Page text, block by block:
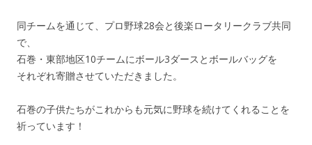
同チームを通じて、プロ野球28会と後楽ロータリークラブ共同
で、
石巻・東部地区10チームにボール3ダースとボールバッグを
それぞれ寄贈させていただきました。
石巻の子供たちがこれからも元気に野球を続けてくれることを
祈っています！